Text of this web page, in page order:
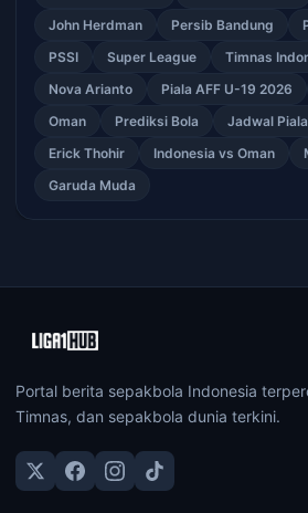
John Herdman
Persib Bandung
PSSI
Super League
Timnas
Nova Arianto
Piala AFF U-19 2026
Oman
Prediksi Bola
Jadwal
Erick Thohir
Indonesia vs Oman
Garuda Muda
Portal berita sepakbola Indonesia
Timnas, dan sepakbola dunia terkini.